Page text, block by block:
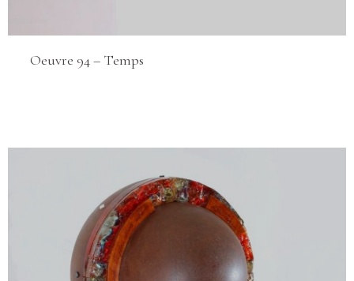
Oeuvre 94 – Temps